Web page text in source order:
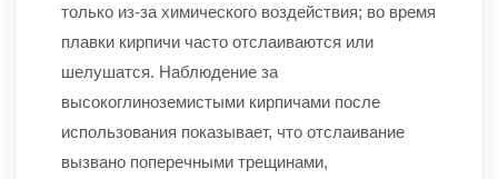
только из-за химического воздействия; во время
плавки кирпичи часто отслаиваются или
шелушатся. Наблюдение за
высокоглиноземистыми кирпичами после
использования показывает, что отслаивание
вызвано поперечными трещинами,